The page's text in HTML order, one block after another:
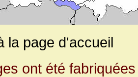
la page d'accueil
ont été